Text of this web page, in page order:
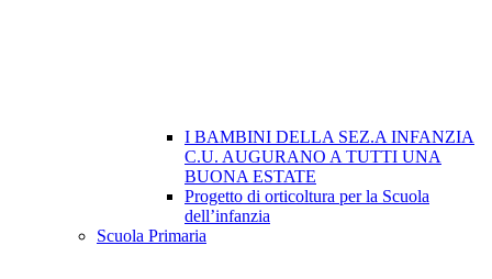
I BAMBINI DELLA SEZ.A INFANZIA
C.U. AUGURANO A TUTTI UNA
BUONA ESTATE
Progetto di orticoltura per la Scuola
dell’infanzia
Scuola Primaria